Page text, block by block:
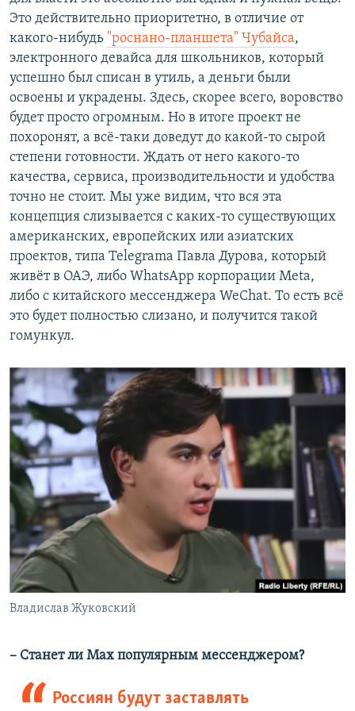
Это действительно приоритетно, в отличие от
какого-нибудь "роснано-планшета" Чубайса,
электронного девайса для школьников, который
успешно был списан в утиль, а деньги были
освоены и украдены. Здесь, скорее всего, воровство
будет просто огромным. Но в итоге проект не
похоронят, а всё-таки доведут до какой-то сырой
степени готовности. Ждать от него какого-то
качества, сервиса, производительности и удобства
точно не стоит. Мы уже видим, что вся эта
концепция слизывается с каких-то существующих
американских, европейских или азиатских
проектов, типа Telegrama Павла Дурова, который
живёт в ОАЭ, либо WhatsApp корпорации Меtа,
либо с китайского мессенджера WeChat. То есть всё
это будет полностью слизано, и получится такой
гомункул.
Владислав Жуковский
– Станет ли Max популярным мессенджером?
Россиян будут заставлять